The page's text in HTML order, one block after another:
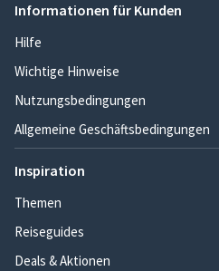
Informationen für Kunden
Hilfe
Wichtige Hinweise
Nutzungsbedingungen
Allgemeine Geschäftsbedingungen
Inspiration
Themen
Reiseguides
Deals & Aktionen